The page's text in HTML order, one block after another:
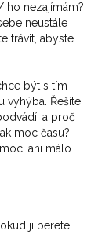
ho nezajímám?
neustále
trávit, abyste
být s tím
vyhýbá. Řešíte
a proč
moc času?
ani málo.
ji berete